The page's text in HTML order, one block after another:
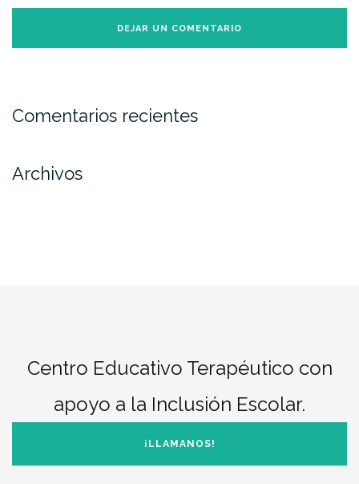
Comentarios recientes
Archivos
Centro Educativo Terapéutico con
apoyo a la Inclusión Escolar.
¡LLAMANOS!